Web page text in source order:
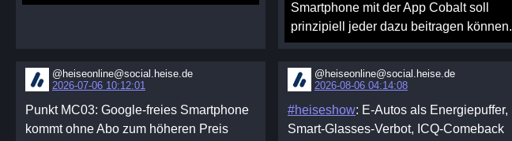
Smartphone mit der App Cobalt soll
prinzipiell jeder dazu beitragen können.
@heiseonline@social.heise.de
2026-07-06 10:12:01
Punkt MC03: Google-freies Smartphone
kommt ohne Abo zum höheren Preis
@heiseonline@social.heise.de
2026-08-06 04:14:08
#heiseshow: E-Autos als Energiepuffer,
Smart-Glasses-Verbot, ICQ-Comeback